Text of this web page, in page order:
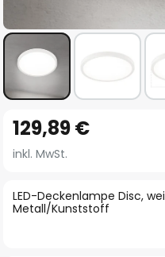
Anfang
der
springen
LED-Deckenlampe Disc,
Metall/Kunststoff
129,89 €
inkl. MwSt.